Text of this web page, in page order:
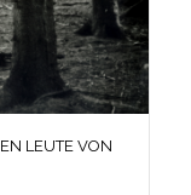
LEUTE VON